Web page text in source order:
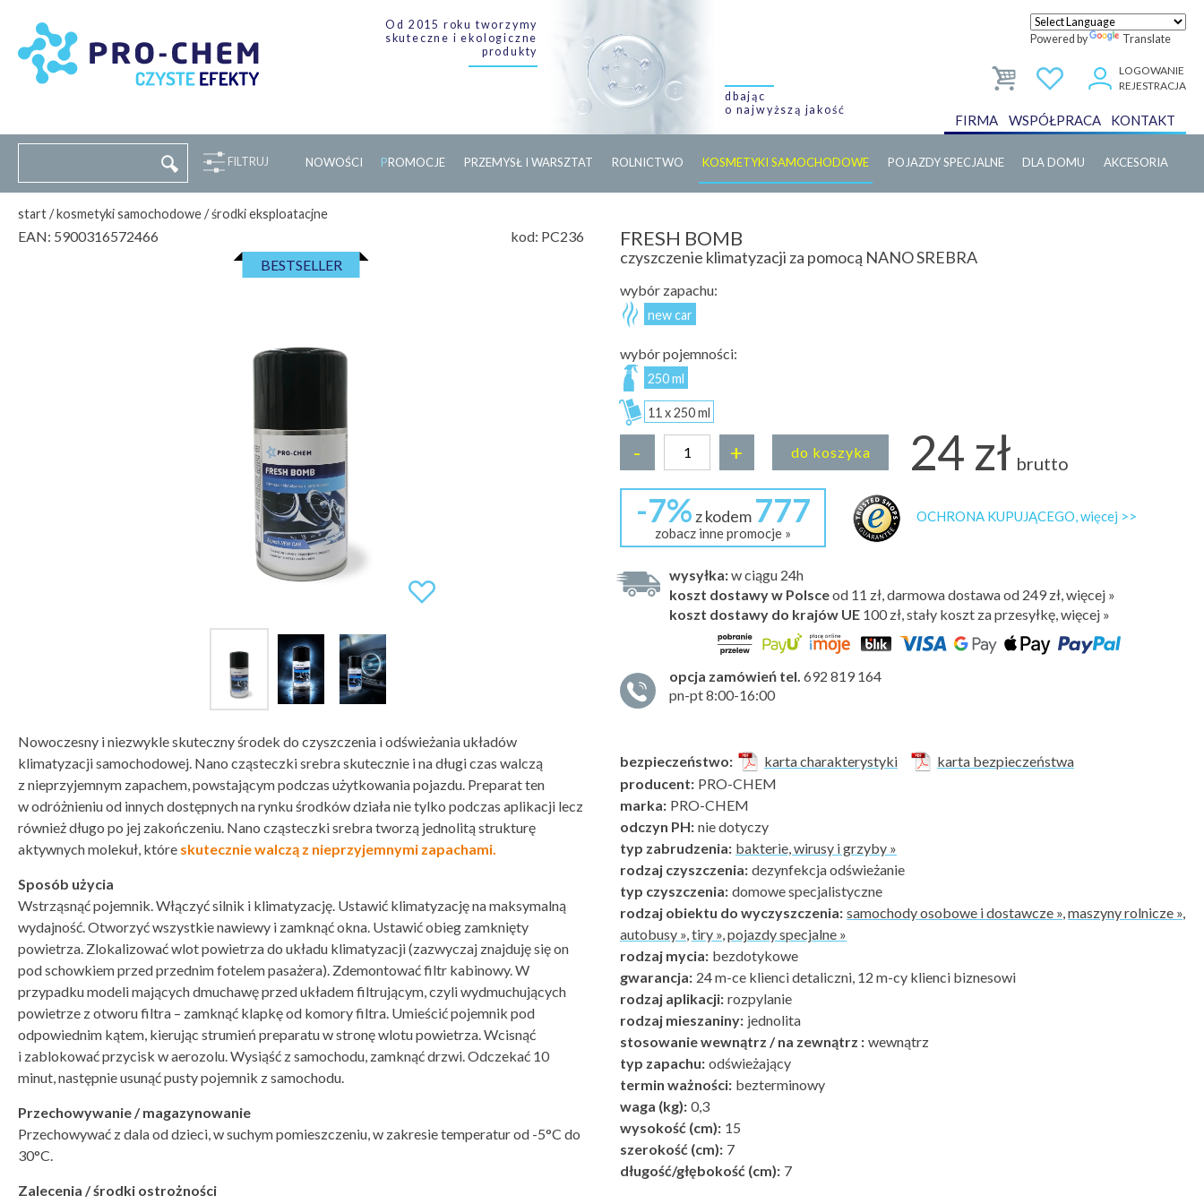
Od 2015 roku tworzymy
skuteczne i ekologiczne
produkty
dbając
o najwyższą jakość
Powered by Translate
LOGOWANIE
REJESTRACJA
FIRMA WSPÓŁPRACA KONTAKT
FILTRUJ NOWOŚCI PROMOCJE PRZEMYSŁ I WARSZTAT ROLNICTWO KOSMETYKI SAMOCHODOWE POJAZDY SPECJALNE DLA DOMU AKCESORIA
start/kosmetyki samochodowe/środki eksploatacjne
EAN: 5900316572466 kod: PC236
BESTSELLER
FRESH BOMB
czyszczenie klimatyzacji za pomocą NANO SREBRA
wybór zapachu:
new car
wybór pojemności:
250 ml
11 x 250 ml
- + do koszyka 24 zł brutto
-7% z kodem 777
zobacz inne promocje »
OCHRONA KUPUJĄCEGO, więcej >>
wysyłka:w ciągu 24h
koszt dostawy w Polsceod 11 zł, darmowa dostawa od 249 zł, więcej »
koszt dostawy do krajów UE 100 zł,stały koszt za przesyłkę, więcej »
opcja zamówień tel. 692 819 164
pn-pt 8:00-16:00
Nowoczesny i niezwykle skuteczny środek do czyszczenia i odświeżania układów
klimatyzacji samochodowej. Nano cząsteczki srebra skutecznie i na długi czas walczą
z nieprzyjemnym zapachem, powstającym podczas użytkowania pojazdu. Preparat ten
w odróżnieniu od innych dostępnych na rynku środków działa nie tylko podczas aplikacji lecz
również długo po jej zakończeniu. Nano cząsteczki srebra tworzą jednolitą strukturę
aktywnych molekuł, które skutecznie walczą z nieprzyjemnymi zapachami.
Sposób użycia
Wstrząsnąć pojemnik. Włączyć silnik i klimatyzację. Ustawić klimatyzację na maksymalną
wydajność. Otworzyć wszystkie nawiewy i zamknąć okna. Ustawić obieg zamknięty
powietrza. Zlokalizować wlot powietrza do układu klimatyzacji (zazwyczaj znajduję się on
pod schowkiem przed przednim fotelem pasażera). Zdemontować filtr kabinowy. W
przypadku modeli mających dmuchawę przed układem filtrującym, czyli wydmuchujących
powietrze z otworu filtra – zamknąć klapkę od komory filtra. Umieścić pojemnik pod
odpowiednim kątem, kierując strumień preparatu w stronę wlotu powietrza. Wcisnąć
i zablokować przycisk w aerozolu. Wysiąść z samochodu, zamknąć drzwi. Odczekać 10
minut, następnie usunąć pusty pojemnik z samochodu.
Przechowywanie / magazynowanie
Przechowywać z dala od dzieci, w suchym pomieszczeniu, w zakresie temperatur od -5°C do
30°C.
Zalecenia / środki ostrożności
bezpieczeństwo: karta charakterystyki
karta bezpieczeństwa
producent: PRO-CHEM
marka: PRO-CHEM
odczyn PH: nie dotyczy
typ zabrudzenia: bakterie, wirusy i grzyby »
rodzaj czyszczenia: dezynfekcja odświeżanie
typ czyszczenia: domowe specjalistyczne
rodzaj obiektu do wyczyszczenia: samochody osobowe i dostawcze »,maszyny rolnicze »,
autobusy »,tiry »,pojazdy specjalne »
rodzaj mycia: bezdotykowe
gwarancja: 24 m-ce klienci detaliczni, 12 m-cy klienci biznesowi
rodzaj aplikacji: rozpylanie
rodzaj mieszaniny: jednolita
stosowanie wewnątrz / na zewnątrz : wewnątrz
typ zapachu: odświeżający
termin ważności: bezterminowy
waga (kg): 0,3
wysokość (cm): 15
szerokość (cm): 7
długość/głębokość (cm): 7